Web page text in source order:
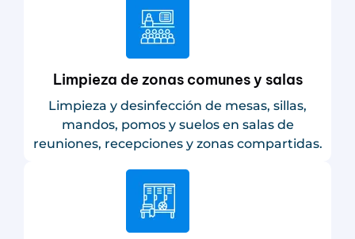
Limpieza de zonas comunes y salas
Limpieza y desinfección de mesas, sillas,
mandos, pomos y suelos en salas de
reuniones, recepciones y zonas compartidas.